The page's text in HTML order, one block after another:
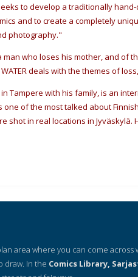
to develop a traditionally
and to create a completely
photography."
a man who loses his mother, and
WATER deals with the themes of
Tampere with his family, is an
one of the most talked about
shot in real locations in
area where you can come
draw. In the Comics Library,